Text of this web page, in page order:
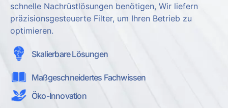
schnelle Nachrüstlösungen benötigen, Wir liefern
präzisionsgesteuerte Filter, um Ihren Betrieb zu
optimieren.
Skalierbare Lösungen
Maßgeschneidertes Fachwissen
Öko-Innovation